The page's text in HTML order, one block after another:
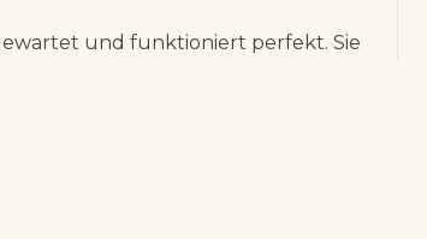
und funktioniert perfekt. Sie